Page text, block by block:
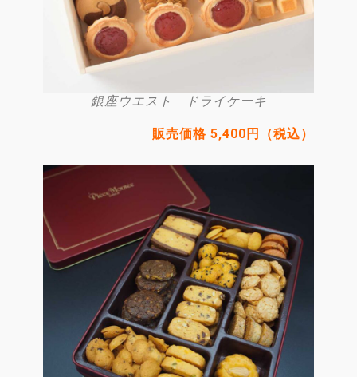
銀座ウエスト ドライケーキ
販売価格 5,400円（税込）